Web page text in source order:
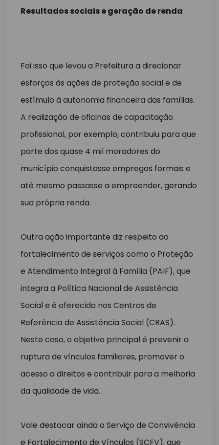
Resultados sociais e geração de renda
Foi isso que levou a Prefeitura a direcionar
esforços às ações de proteção social e de
estímulo à autonomia financeira das famílias.
A realização de oficinas de capacitação
profissional, por exemplo, contribuiu para que
parte dos quase 4 mil moradores do
município conquistasse empregos formais e
até mesmo passasse a empreender, gerando
sua própria renda.
Outra ação importante diz respeito ao
fortalecimento de serviços como o Proteção
e Atendimento Integral à Família (PAIF), que
integra a Política Nacional de Assistência
Social e é oferecido nos Centros de
Referência de Assistência Social (CRAS).
Neste caso, o objetivo principal é prevenir a
ruptura de vínculos familiares, promover o
acesso a direitos e contribuir para a melhoria
da qualidade de vida.
Vale destacar ainda o Serviço de Convivência
e Fortalecimento de Vínculos (SCFV), que